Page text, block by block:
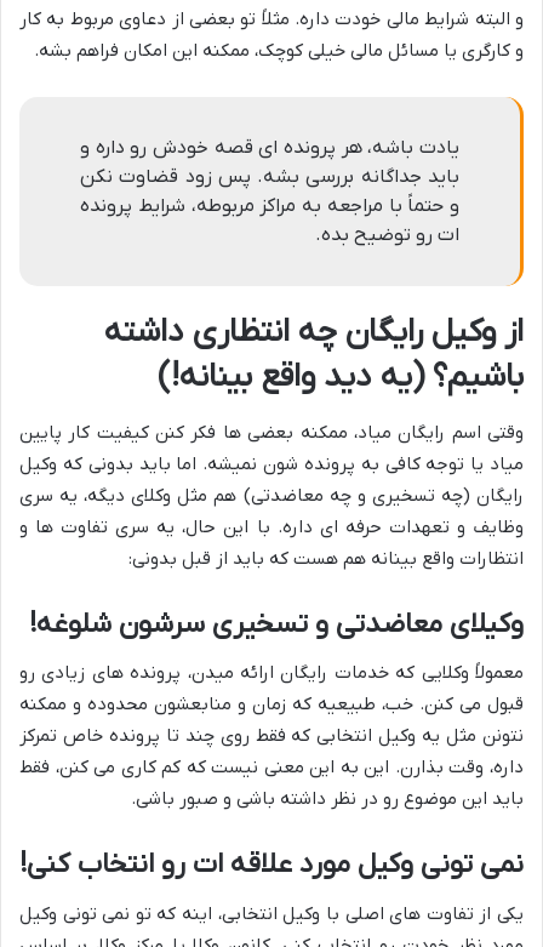
و البته شرایط مالی خودت داره. مثلاً تو بعضی از دعاوی مربوط به کار
و کارگری یا مسائل مالی خیلی کوچک، ممکنه این امکان فراهم بشه.
یادت باشه، هر پرونده ای قصه خودش رو داره و
باید جداگانه بررسی بشه. پس زود قضاوت نکن
و حتماً با مراجعه به مراکز مربوطه، شرایط پرونده
ات رو توضیح بده.
از وکیل رایگان چه انتظاری داشته
باشیم؟ (یه دید واقع بینانه!)
وقتی اسم رایگان میاد، ممکنه بعضی ها فکر کنن کیفیت کار پایین
میاد یا توجه کافی به پرونده شون نمیشه. اما باید بدونی که وکیل
رایگان (چه تسخیری و چه معاضدتی) هم مثل وکلای دیگه، یه سری
وظایف و تعهدات حرفه ای داره. با این حال، یه سری تفاوت ها و
انتظارات واقع بینانه هم هست که باید از قبل بدونی:
وکیلای معاضدتی و تسخیری سرشون شلوغه!
معمولاً وکلایی که خدمات رایگان ارائه میدن، پرونده های زیادی رو
قبول می کنن. خب، طبیعیه که زمان و منابعشون محدوده و ممکنه
نتونن مثل یه وکیل انتخابی که فقط روی چند تا پرونده خاص تمرکز
داره، وقت بذارن. این به این معنی نیست که کم کاری می کنن، فقط
باید این موضوع رو در نظر داشته باشی و صبور باشی.
نمی تونی وکیل مورد علاقه ات رو انتخاب کنی!
یکی از تفاوت های اصلی با وکیل انتخابی، اینه که تو نمی تونی وکیل